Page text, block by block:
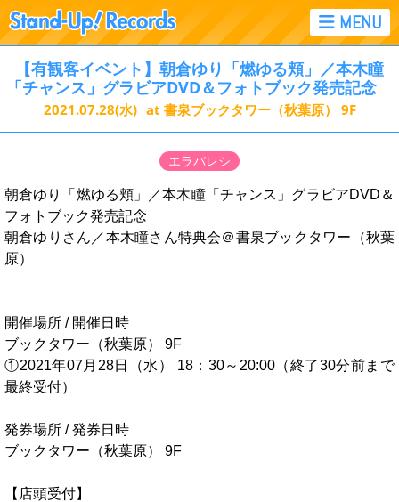
【有観客イベント】朝倉ゆり「燃ゆる頬」／本木瞳
「チャンス」グラビアDVD＆フォトブック発売記念
2021.07.28(水) at 書泉ブックタワー（秋葉原） 9F
エラバレシ
朝倉ゆり「燃ゆる頬」／本木瞳「チャンス」グラビアDVD＆
フォトブック発売記念
朝倉ゆりさん／本木瞳さん特典会＠書泉ブックタワー（秋葉
原）
開催場所 / 開催日時
ブックタワー（秋葉原） 9F
①2021年07月28日（水） 18：30～20:00（終了30分前まで
最終受付）
発券場所 / 発券日時
ブックタワー（秋葉原） 9F
【店頭受付】